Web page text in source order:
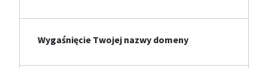
Wygaśnięcie Twojej nazwy domeny